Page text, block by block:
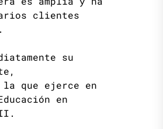
clientes
su
la que ejerce en
en